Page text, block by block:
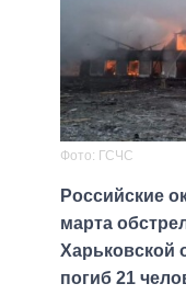
Фото: ГСЧС
Российские
марта
Харьковской
погиб 21